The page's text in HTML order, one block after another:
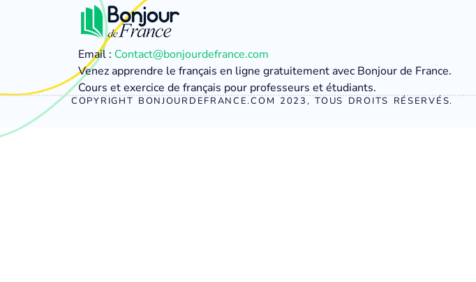
Email : Contact@bonjourdefrance.com
Venez apprendre le français en ligne gratuitement avec Bonjour de France.
Cours et exercice de français pour professeurs et étudiants.
COPYRIGHT BONJOURDEFRANCE.COM 2023, TOUS DROITS RÉSERVÉS.